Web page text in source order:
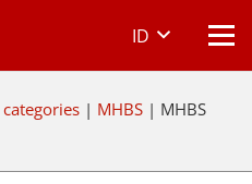
ID
| MHBS | MHBS